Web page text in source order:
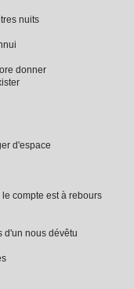
nuits
donner
d'espace
compte est à rebours
d'un nous dévêtu